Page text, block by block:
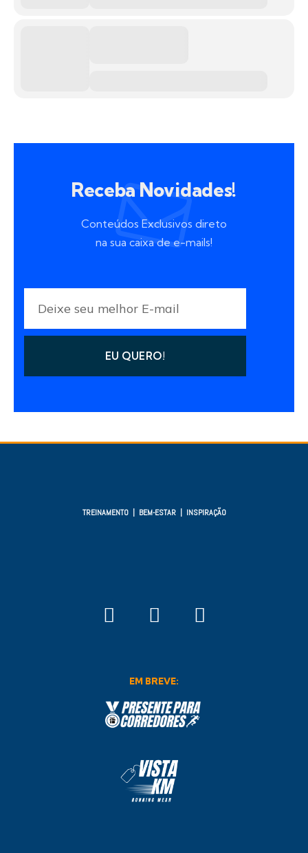
Receba Novidades!
Conteúdos Exclusivos direto
na sua caixa de e-mails!
EU QUERO!
TREINAMENTO | BEM-ESTAR | INSPIRAÇÃO
EM BREVE: